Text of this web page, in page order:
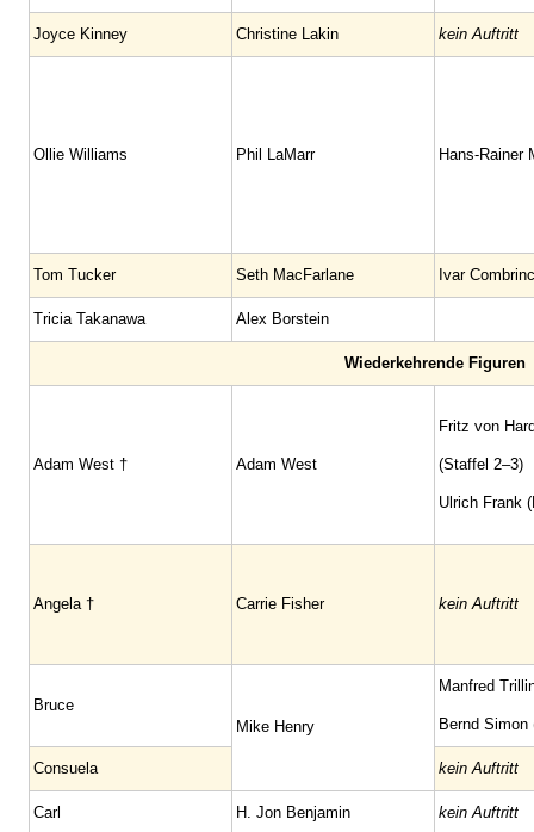
Joyce Kinney Christine Lakin kein Auftritt
Ollie Williams Phil LaMarr Hans-Rainer
Tom Tucker Seth MacFarlane Ivar
Tricia Takanawa Alex Borstein
Wiederkehrende Figuren
Adam West † Adam West
Fritz von
(Staffel 2–3)
Ulrich Frank
Angela † Carrie Fisher kein Auftritt
Bruce
Mike Henry
Manfred
Bernd
Consuela kein Auftritt
Carl H. Jon Benjamin kein Auftritt